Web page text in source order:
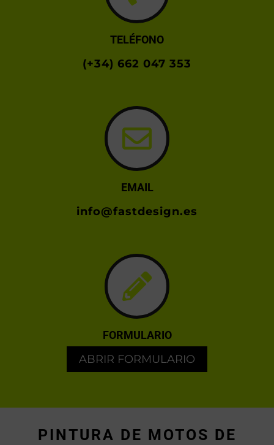
TELÉFONO
(+34) 662 047 353
EMAIL
info@fastdesign.es
FORMULARIO
ABRIR FORMULARIO
PINTURA DE MOTOS DE